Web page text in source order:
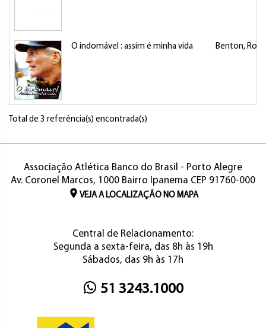
O indomável : assim é minha vida Benton,
Total de 3 referência(s) encontrada(s)
Associação Atlética Banco do Brasil - Porto Alegre
Av. Coronel Marcos, 1000 Bairro Ipanema CEP 91760-000
VEJA A LOCALIZAÇÃO NO MAPA
Central de Relacionamento:
Segunda a sexta-feira, das 8h às 19h
Sábados, das 9h às 17h
51 3243.1000